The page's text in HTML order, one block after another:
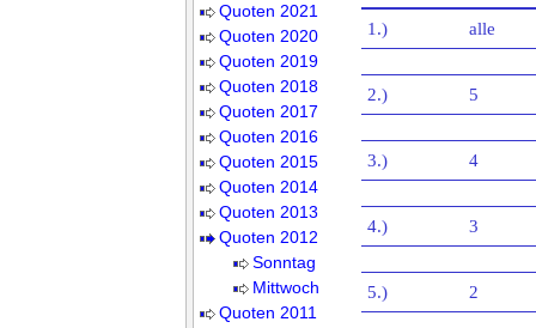
Quoten 2021
Quoten 2020
Quoten 2019
Quoten 2018
Quoten 2017
Quoten 2016
Quoten 2015
Quoten 2014
Quoten 2013
Quoten 2012
Sonntag
Mittwoch
Quoten 2011
1.) alle
2.) 5
3.) 4
4.) 3
5.) 2